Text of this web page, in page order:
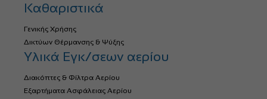
Καθαριστικά
Γενικής Χρήσης
Δικτύων Θέρμανσης & Ψύξης
Υλικά Εγκ/σεων αερίου
Διακόπτες & Φίλτρα Αερίου
Εξαρτήματα Ασφάλειας Αερίου